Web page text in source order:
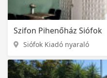
Szifon Pihenőház Siófok
Siófok Kiadó nyaraló